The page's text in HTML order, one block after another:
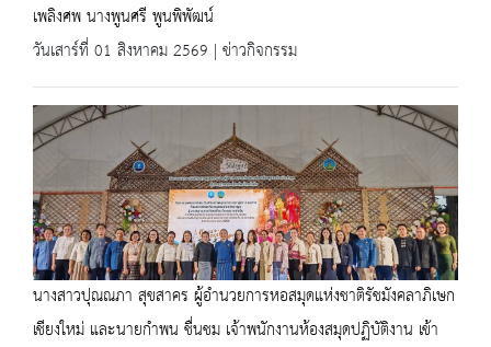
เพลิงศพ นางพูนศรี พูนพิพัฒน์
วันเสาร์ที่ 01 สิงหาคม 2569 | ข่าวกิจกรรม
นางสาวปุณณภา สุขสาคร ผู้อำนวยการหอสมุดแห่งชาติรัชมังคลาภิเษก
เชียงใหม่ และนายกำพน ชื่นชม เจ้าพนักงานห้องสมุดปฏิบัติงาน เข้า